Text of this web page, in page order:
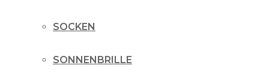
SOCKEN
SONNENBRILLE